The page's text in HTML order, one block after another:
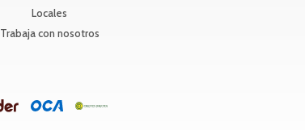
Locales
Trabaja con nosotros